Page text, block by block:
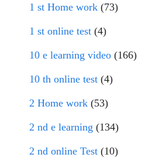
1 st Home work (73)
1 st online test (4)
10 e learning video (166)
10 th online test (4)
2 Home work (53)
2 nd e learning (134)
2 nd online Test (10)